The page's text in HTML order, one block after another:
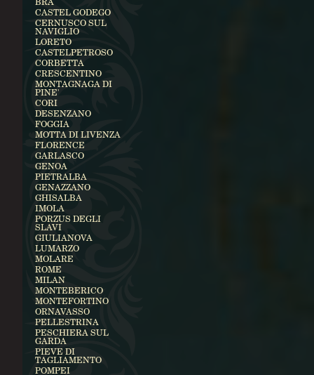
CASTEL GODEGO
CERNUSCO SUL
NAVIGLIO
LORETO
CASTELPETROSO
CORBETTA
CRESCENTINO
MONTAGNAGA DI
PINE'
CORI
DESENZANO
FOGGIA
MOTTA DI LIVENZA
FLORENCE
GARLASCO
GENOA
PIETRALBA
GENAZZANO
GHISALBA
IMOLA
PORZUS DEGLI
SLAVI
GIULIANOVA
LUMARZO
MOLARE
ROME
MILAN
MONTEBERICO
MONTEFORTINO
ORNAVASSO
PELLESTRINA
PESCHIERA SUL
GARDA
PIEVE DI
TAGLIAMENTO
POMPEI